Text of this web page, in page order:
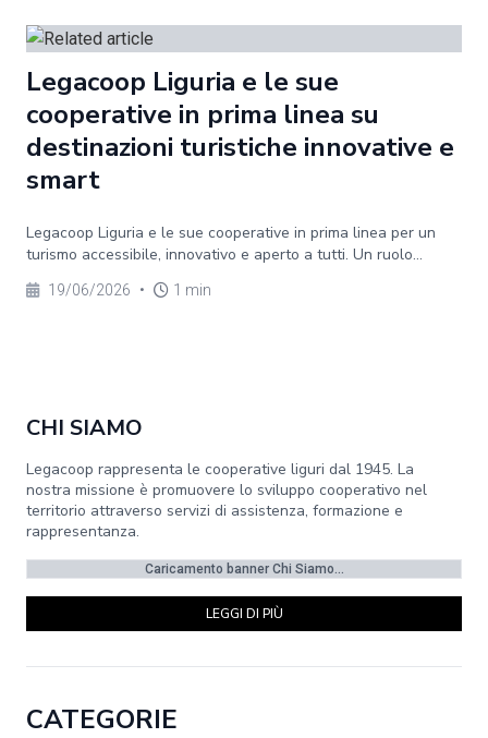
Legacoop Liguria e le sue
cooperative in prima linea su
destinazioni turistiche innovative e
smart
Legacoop Liguria e le sue cooperative in prima linea per un
turismo accessibile, innovativo e aperto a tutti. Un ruolo...
19/06/2026 • 1 min
CHI SIAMO
Legacoop rappresenta le cooperative liguri dal 1945. La
nostra missione è promuovere lo sviluppo cooperativo nel
territorio attraverso servizi di assistenza, formazione e
rappresentanza.
Caricamento banner Chi Siamo...
LEGGI DI PIÙ
CATEGORIE